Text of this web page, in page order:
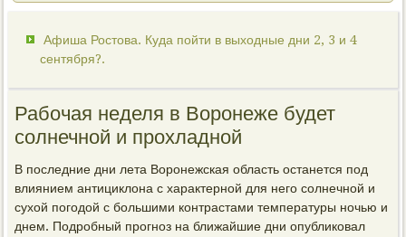
Афиша Ростова. Куда пойти в выходные дни 2, 3 и 4
сентября?.
Рабочая неделя в Воронеже будет
солнечной и прохладной
В последние дни лета Воронежская область останется под
влиянием антициклона с характерной для него солнечной и
сухой погодой с большими контрастами температуры ночью и
днем. Подробный прогноз на ближайшие дни опубликовал